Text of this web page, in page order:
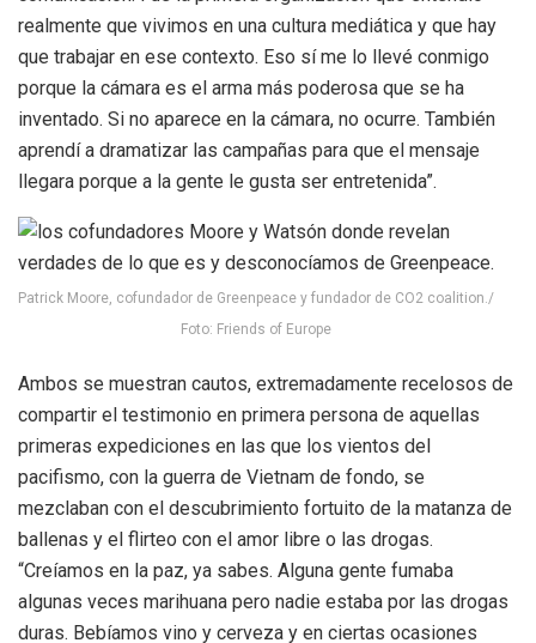
realmente que vivimos en una cultura mediática y que hay
que trabajar en ese contexto. Eso sí me lo llevé conmigo
porque la cámara es el arma más poderosa que se ha
inventado. Si no aparece en la cámara, no ocurre. También
aprendí a dramatizar las campañas para que el mensaje
llegara porque a la gente le gusta ser entretenida”.
Patrick Moore, cofundador de Greenpeace y fundador de CO2 coalition./
Foto: Friends of Europe
Ambos se muestran cautos, extremadamente recelosos de
compartir el testimonio en primera persona de aquellas
primeras expediciones en las que los vientos del
pacifismo, con la guerra de Vietnam de fondo, se
mezclaban con el descubrimiento fortuito de la matanza de
ballenas y el flirteo con el amor libre o las drogas.
“Creíamos en la paz, ya sabes. Alguna gente fumaba
algunas veces marihuana pero nadie estaba por las drogas
duras. Bebíamos vino y cerveza y en ciertas ocasiones